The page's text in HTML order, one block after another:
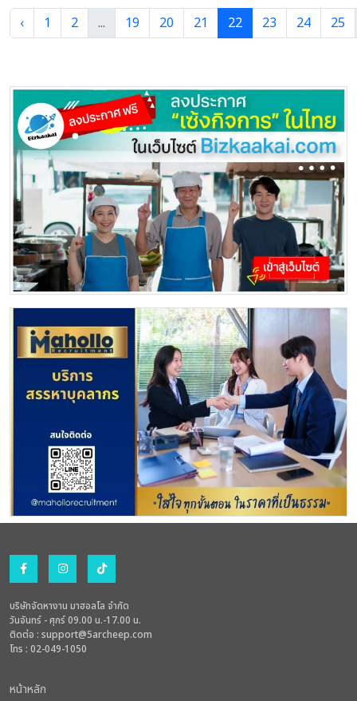
-มีความรับผิดชอบสูง มีความอดทน ทุ่มเทต่องาน
‹ 1 2 ... 19 20 21 22 23 24 25
บริษัทจัดหางาน มาฮอลโล จำกัด
วันจันทร์ - ศุกร์ 09.00 น.-17.00 น.
ติดต่อ : support@5archeep.com
โทร : 02-049-1050
หน้าหลัก